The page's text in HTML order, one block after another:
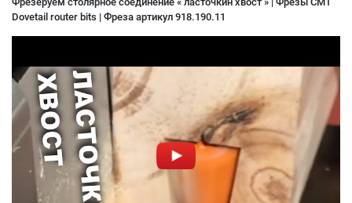
Dovetail router bits | Фреза артикул 918.190.11